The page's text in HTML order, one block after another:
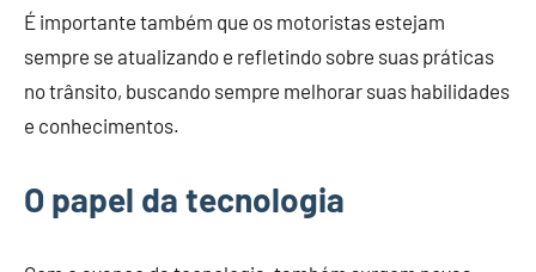
É importante também que os motoristas estejam
sempre se atualizando e refletindo sobre suas práticas
no trânsito, buscando sempre melhorar suas habilidades
e conhecimentos.
O papel da tecnologia